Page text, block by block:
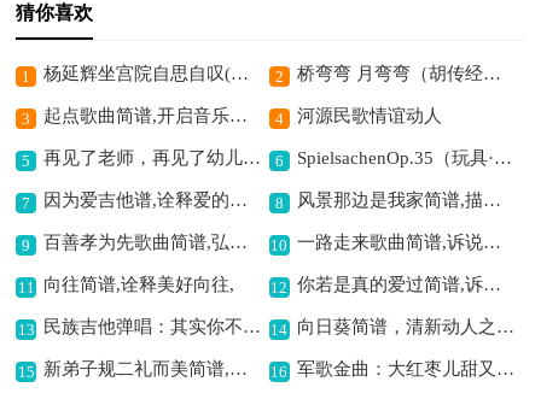
猜你喜欢
1 杨延辉坐宫院自思自叹(四郎探母杨延辉唱段,伴奏+唱腔)简谱京剧,尽显思亲之愁情 2 桥弯弯 月弯弯（胡传经词 程龙曲）歌曲简谱,展现柔美意境
3 起点歌曲简谱,开启音乐新程 4 河源民歌情谊动人
5 再见了老师，再见了幼儿园,告别童年纯真记忆 6 SpielsachenOp.35（玩具·9）钢琴谱,童趣满满的音乐
7 因为爱吉他谱,诠释爱的旋律 8 风景那边是我家简谱,描绘美好家园意境
9 百善孝为先歌曲简谱,弘扬孝道之意 10 一路走来歌曲简谱,诉说人生历程
11 向往简谱,诠释美好向往, 12 你若是真的爱过简谱,诉说深情爱意
13 民族吉他弹唱：其实你不懂我的心吉他谱六线谱,唱出内心的孤独 14 向日葵简谱，清新动人之作,
15 新弟子规二礼而美简谱,展现传统礼仪之美 16 军歌金曲：大红枣儿甜又香,唱出军民鱼水情